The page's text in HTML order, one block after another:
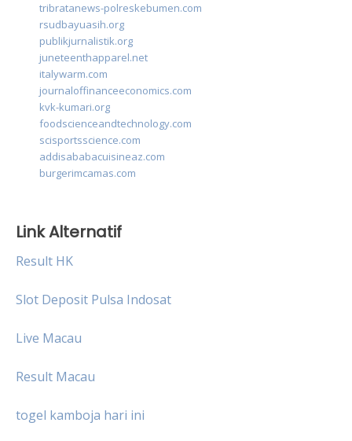
tribratanews-polreskebumen.com
rsudbayuasih.org
publikjurnalistik.org
juneteenthapparel.net
italywarm.com
journaloffinanceeconomics.com
kvk-kumari.org
foodscienceandtechnology.com
scisportsscience.com
addisababacuisineaz.com
burgerimcamas.com
Link Alternatif
Result HK
Slot Deposit Pulsa Indosat
Live Macau
Result Macau
togel kamboja hari ini